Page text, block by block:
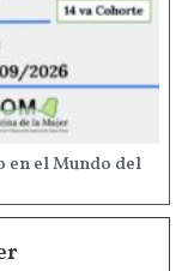
en el Mundo del